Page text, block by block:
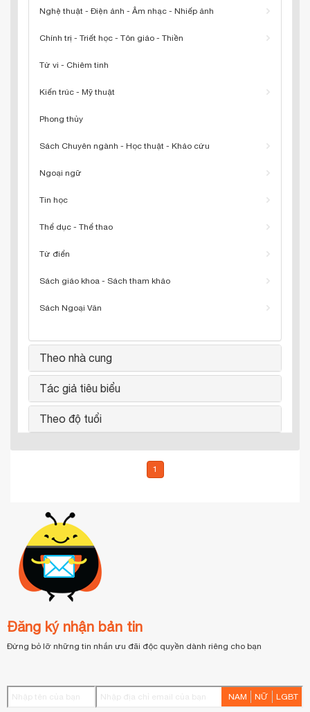
Nghệ thuật - Điện ảnh - Âm nhạc - Nhiếp ảnh
Chính trị - Triết học - Tôn giáo - Thiền
Tử vi - Chiêm tinh
Kiến trúc - Mỹ thuật
Phong thủy
Sách Chuyên ngành - Học thuật - Khảo cứu
Ngoại ngữ
Tin học
Thể dục - Thể thao
Từ điển
Sách giáo khoa - Sách tham khảo
Sách Ngoại Văn
Theo nhà cung
Tác giả tiêu biểu
Theo độ tuổi
1
Đăng ký nhận bản tin
Đừng bỏ lỡ những tin nhắn ưu đãi độc quyền dành riêng cho bạn
NAM NỮ LGBT